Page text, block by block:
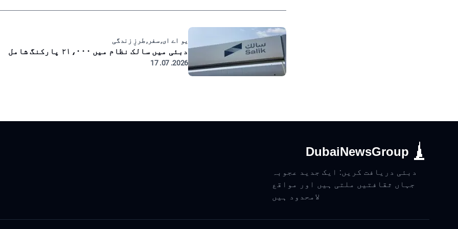
یو اے ای, سفر, طرزِ زندگی
دبئی میں سالک نظام میں ۲۱،۰۰۰ پارکنگ شامل
2026. 07. 17
DubaiNewsGroup
دبئی دریافت کریں: ایک جدید عجوبہ
جہاں ثقافتیں ملتی ہیں اور مواقع
لامحدود ہیں